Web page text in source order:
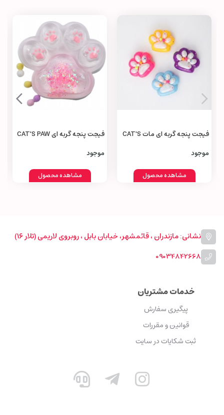
فیجت پنجه گربه‌ ای مات CAT'S
موجود
مشاهده محصول
فیجت پنجه گربه‌ ای CAT'S PAW
موجود
مشاهده محصول
نشانی: مازندران ، قائمشهر، خیابان بابل ، روبروی لاریمی (تلار ۱۶)
09034842668
خدمات مشتریان
پیگیری سفارش
قوانین و مقررات
ثبت شکایات در سایت